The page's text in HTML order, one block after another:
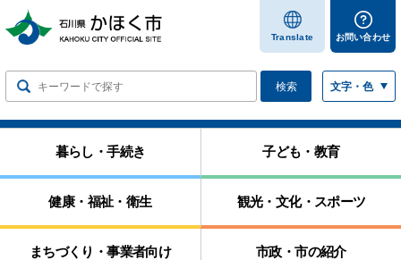
します
Translate お問い合わせ
検索 文字・色
暮らし・手続き 子ども・教育
健康・福祉・衛生 観光・文化・スポーツ
まちづくり・事業者向け 市政・市の紹介